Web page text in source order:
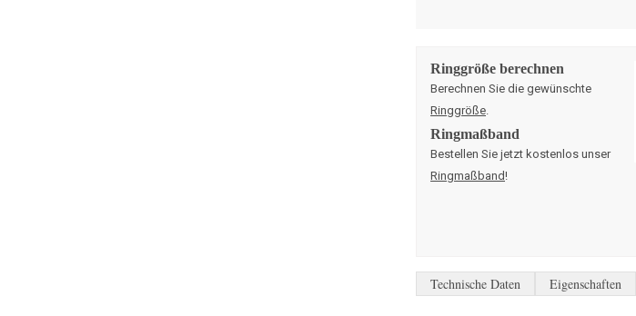
Ringgröße berechnen
Berechnen Sie die gewünschte
Ringgröße
Ringmaßband
Bestellen Sie jetzt kostenlos unser
Ringmaßband!
Technische Daten Eigenschaften